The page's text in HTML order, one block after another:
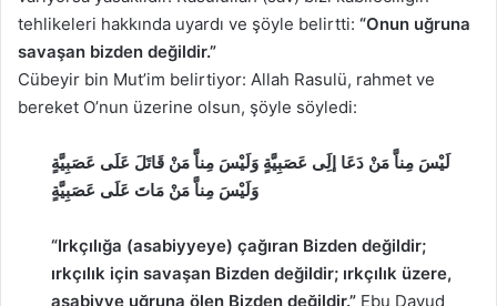
tehlikeleri hakkında uyardı ve şöyle belirtti: “Onun uğruna
savaşan bizden değildir.”
Cübeyir bin Mut’im belirtiyor: Allah Rasulü, rahmet ve
bereket O’nun üzerine olsun, şöyle söyledi:
لَيْسَ مِناَّ مَنْ دَعَا إلَِى عَصَبِيَّةٍ وَلَيْسَ مِناَّ مَنْ قَاتَلَ عَلَى عَصَبِيَّةٍ
وَلَيْسَ مِناَّ مَنْ مَاتَ عَلَى عَصَبِيَّةٍ
“Irkçılığa (asabiyyeye) çağıran Bizden değildir;
ırkçılık için savaşan Bizden değildir; ırkçılık üzere,
asabiyye uğruna ölen Bizden değildir.” Ebu Davud